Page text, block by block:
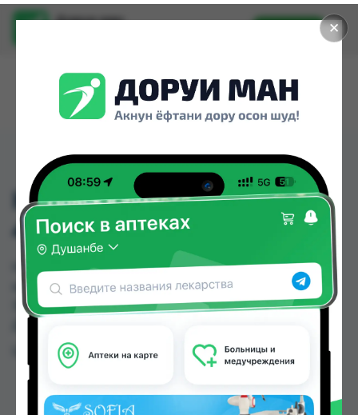
✕
Доруи ман
Установить
H&S SOOTHING CARE
400ML
H&S SOOTHING CARE 400ML можно купить или
заказать в аптеках, Нишон №2, Нишон №3,
Эколайф по цене от 38.00 TJS до 46.00 TJS в
Цена: от38.00 TJS